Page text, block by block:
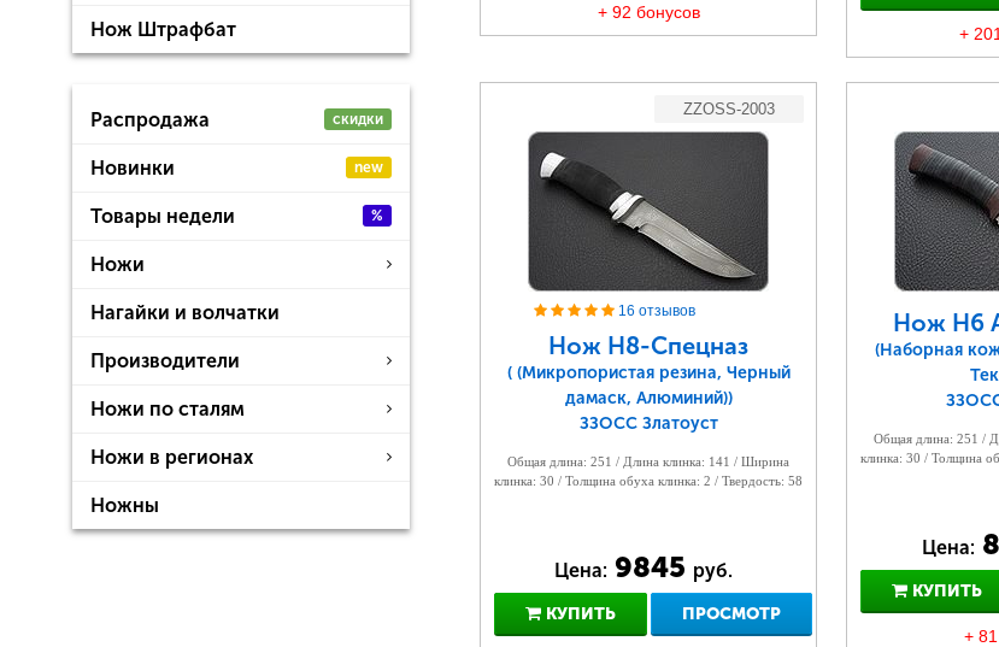
Нож Штрафбат
Распродажа скидки
Новинки new
Товары недели %
Ножи
Нагайки и волчатки
Производители
Ножи по сталям
Ножи в регионах
Ножны
+ 92 бонусов
+
ZZOSS-2003
16 отзывов
Нож Н8-Спецназ
( (Микропористая резина, Черный
дамаск, Алюминий))
ЗЗОСС Златоуст
Общая длина: 251 / Длина клинка: 141 / Ширина
клинка: 30 / Толщина обуха клинка: 2 / Твердость: 58
Цена: 9845 руб.
КУПИТЬ ПРОСМОТР
Нож Н6
(Наборная
Общая длина: 251 /
клинка: 30 / Толщина
Цена:
КУПИТЬ
+